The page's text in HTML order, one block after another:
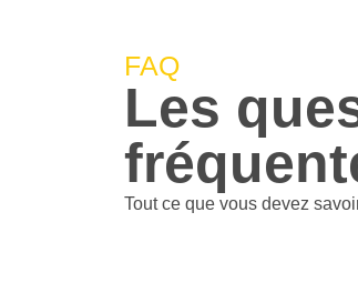
FAQ
Les
Tout ce que vous devez